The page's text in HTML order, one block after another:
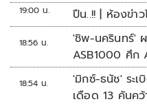
19:00 น. ปืน..!! | ห้องข่า
18:56 น.
'ชิพ-นครินทร์' ผ
ASB1000 ศึก
18:54 น.
'มิกซ์-ธนัช' ระเ
เดือด 13 คันค